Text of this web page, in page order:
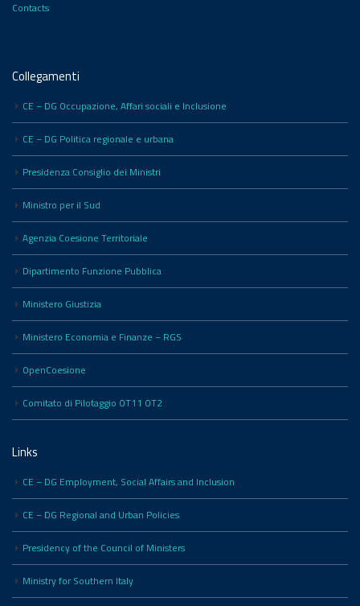
Contacts
Collegamenti
CE – DG Occupazione, Affari sociali e Inclusione
CE – DG Politica regionale e urbana
Presidenza Consiglio dei Ministri
Ministro per il Sud
Agenzia Coesione Territoriale
Dipartimento Funzione Pubblica
Ministero Giustizia
Ministero Economia e Finanze – RGS
OpenCoesione
Comitato di Pilotaggio OT11 OT2
Links
CE – DG Employment, Social Affairs and Inclusion
CE – DG Regional and Urban Policies
Presidency of the Council of Ministers
Ministry for Southern Italy